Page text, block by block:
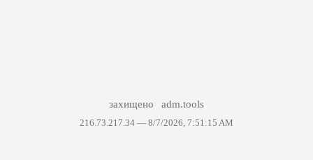
захищено adm.tools
216.73.217.34 — 8/7/2026, 7:51:15 AM